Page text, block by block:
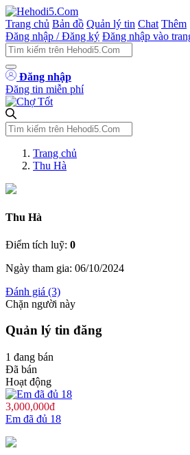
Trang chủ Bản đồ Quản lý tin Chat Thêm
Đăng nhập / Đăng ký Đăng nhập vào
Đăng nhập
Đăng tin miễn phí
Trang chủ
Thu Hà
Thu Hà
Điểm tích luỹ: 0
Ngày tham gia: 06/10/2024
Đánh giá (3)
Chặn người này
Quản lý tin đăng
1 đang bán
Đã bán
Hoạt động
3,000,000đ
Em đã đủ 18